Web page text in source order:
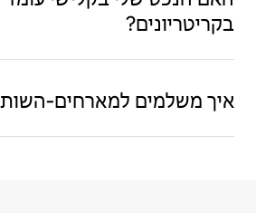
בקריטריונים?
איך משלמים